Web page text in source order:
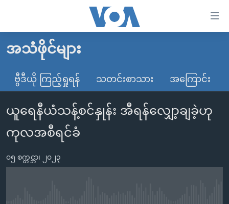
လွယ်ကူ
သည့်
များ
ပင်မ
သို့
မူလစာမျက်နှာ
မြန်မာ
ကမ္ဘာ့သတင်းများ
နိုင်ငံတကာ
အမေရိကန်
အစ္စရေး-ပါလက်စတိုင်း
ဗွီဒီယို
သတင်းလွတ်လပ်ခွင့်
ရပ်ဝန်းတခု လမ်းတခု အလွန်
အင်္ဂလိပ်စာလေ့လာမယ်
အသံဖိုင်များ
ဗွီဒီယို ကြည့်ရှုရန် သတင်းစာသား အကြောင်း
ယူရေနီယံသန့်စင်နှုန်း အီရန်လျှော့ချခဲ့ဟု
ကုလအစီရင်ခံ
၀၅ စက္တင္ဘာ၊ ၂၀၂၃